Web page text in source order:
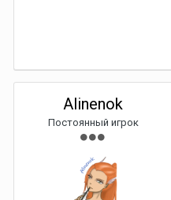
Alinenok
Постоянный игрок